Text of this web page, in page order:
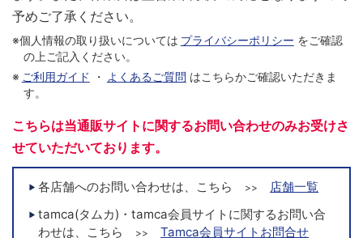
予めご了承ください。
※個人情報の取り扱いについては プライバシーポリシー をご確認
の上ご記入ください。
※ ご利用ガイド ・ よくあるご質問 はこちらかご確認いただきま
す。
こちらは当通販サイトに関するお問い合わせのみお受けさ
せていただいております。
各店舗へのお問い合わせは、こちら >>
店舗一覧
tamca(タムカ)・tamca会員サイトに関するお問い合
わせは、こちら
>>
Tamca会員サイトお問合せ